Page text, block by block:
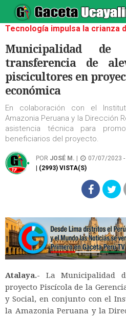
Tecnología impulsa la crianza
Municipalidad de
transferencia de
piscicultores en
económica
En colaboración con el
Amazonia Peruana y la Dirección
asistencia técnica para
beneficiarios del proyecto.
POR JOSÉ M. 07/07/2023 -
| (2993) VISTA(S)
Atalaya.- La Municipalidad
proyecto Piscícola de la
y Social, en conjunto con el
la Amazonia Peruana y la